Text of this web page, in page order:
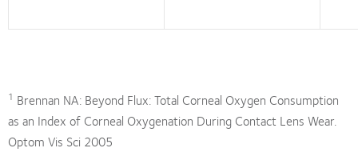
1 Brennan NA: Beyond Flux: Total Corneal Oxygen Consumption
as an Index of Corneal Oxygenation During Contact Lens Wear.
Optom Vis Sci 2005